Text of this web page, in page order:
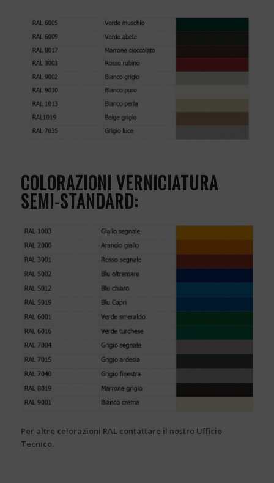
COLORAZIONI VERNICIATURA
SEMI-STANDARD:
Per altre colorazioni RAL contattare il nostro Ufficio
Tecnico.